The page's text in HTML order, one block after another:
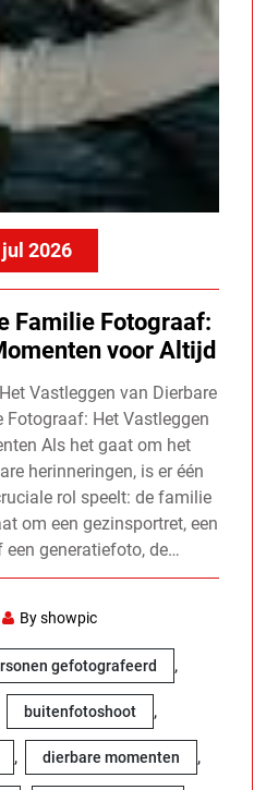
jul 2026
Familie Fotograaf:
voor Altijd
Vastleggen van Dierbare
Fotograaf: Het Vastleggen
Als het gaat om het
herinneringen, is er één
rol speelt: de familie
om een gezinsportret, een
generatiefoto, de…
By showpic
gefotografeerd ,
buitenfotoshoot ,
, dierbare momenten ,